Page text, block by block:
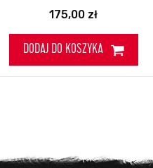
175,00 zł
DODAJ DO KOSZYKA